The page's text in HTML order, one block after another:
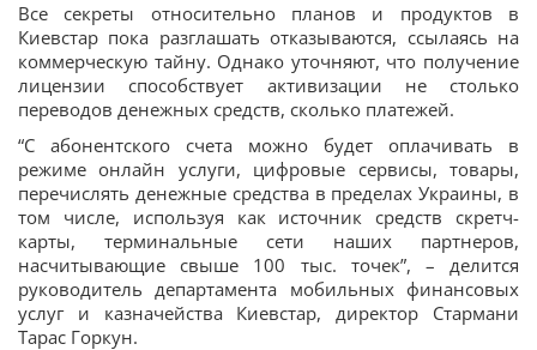
Все секреты относительно планов и продуктов в
Киевстар пока разглашать отказываются, ссылаясь на
коммерческую тайну. Однако уточняют, что получение
лицензии способствует активизации не столько
переводов денежных средств, сколько платежей.
“С абонентского счета можно будет оплачивать в
режиме онлайн услуги, цифровые сервисы, товары,
перечислять денежные средства в пределах Украины, в
том числе, используя как источник средств скретч-
карты, терминальные сети наших партнеров,
насчитывающие свыше 100 тыс. точек”, – делится
руководитель департамента мобильных финансовых
услуг и казначейства Киевстар, директор Стармани
Тарас Горкун.